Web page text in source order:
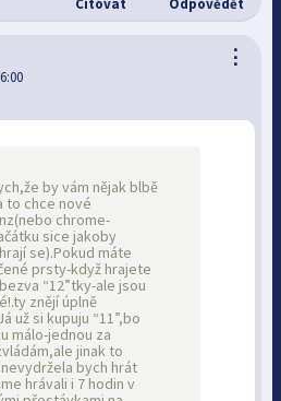
Citovat Odpovědět
⋮
by vám nějak blbě
to chce nové
chrome-
sice jakoby
se).Pokud máte
prsty-když hrajete
“12”tky-ale jsou
znějí úplně
už si kupuju “11”,bo
málo-jednou za
jinak to
bych hrát
hrávali i 7 hodin v